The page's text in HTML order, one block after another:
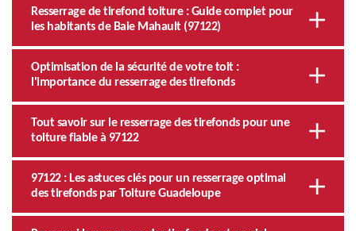
Resserrage de tirefond toiture : Guide complet pour
les habitants de Baie Mahault (97122)
Optimisation de la sécurité de votre toit :
l'importance du resserrage des tirefonds
Tout savoir sur le resserrage des tirefonds pour une
toiture fiable à 97122
97122 : Les astuces clés pour un resserrage optimal
des tirefonds par Toiture Guadeloupe